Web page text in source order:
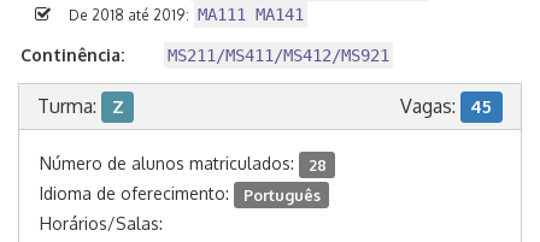
De 2018 até 2019: MA111 MA141
Continência: MS211/MS411/MS412/MS921
Turma: Z Vagas: 45
Número de alunos matriculados: 28
Idioma de oferecimento: Português
Horários/Salas: